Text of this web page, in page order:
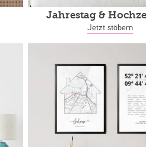
Jahrestag&
Jetzt stöbern